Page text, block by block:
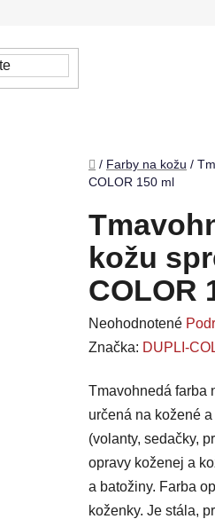
Domov
/ Farby na kožu /
COLOR 150 ml
kožu
COLOR
Priemerné
hodnotenie
je
0,0
z
5
hviezdičiek.
Neohodnotené
Značka: DUPLI-
Tmavohnedá farba
určená na kožené
(volanty, sedačky,
opravy koženej a
a batožiny. Farba
koženky. Je stála,